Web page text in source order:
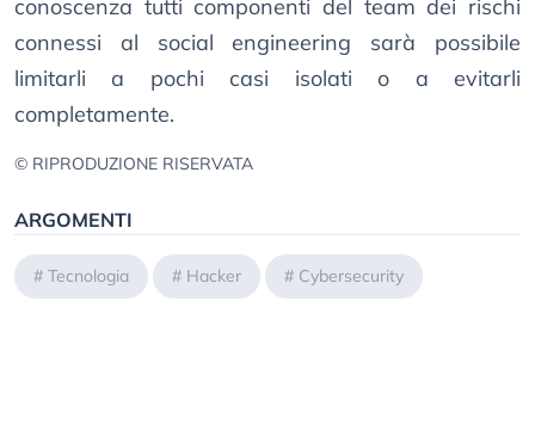
conoscenza tutti componenti del team dei rischi
connessi al social engineering sarà possibile
limitarli a pochi casi isolati o a evitarli
completamente.
© RIPRODUZIONE RISERVATA
ARGOMENTI
# Tecnologia # Hacker # Cybersecurity